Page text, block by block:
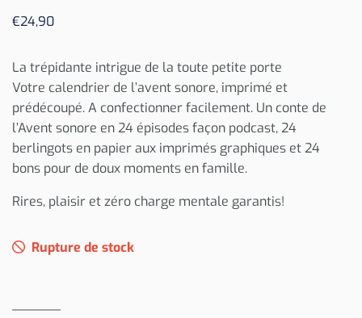
€24,90
La trépidante intrigue de la toute petite porte
Votre calendrier de l’avent sonore, imprimé et
prédécoupé. A confectionner facilement. Un conte de
l’Avent sonore en 24 épisodes façon podcast, 24
berlingots en papier aux imprimés graphiques et 24
bons pour de doux moments en famille.
Rires, plaisir et zéro charge mentale garantis!
Rupture de stock